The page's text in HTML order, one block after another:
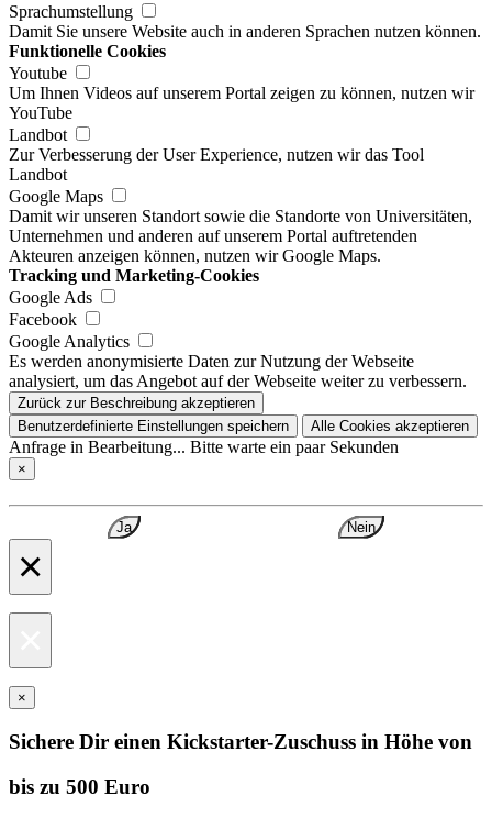
Sprachumstellung
Damit Sie unsere Website auch in anderen Sprachen nutzen können.
Funktionelle Cookies
Youtube
Um Ihnen Videos auf unserem Portal zeigen zu können, nutzen wir
YouTube
Landbot
Zur Verbesserung der User Experience, nutzen wir das Tool
Landbot
Google Maps
Damit wir unseren Standort sowie die Standorte von Universitäten,
Unternehmen und anderen auf unserem Portal auftretenden
Akteuren anzeigen können, nutzen wir Google Maps.
Tracking und Marketing-Cookies
Google Ads
Facebook
Google Analytics
Es werden anonymisierte Daten zur Nutzung der Webseite
analysiert, um das Angebot auf der Webseite weiter zu verbessern.
Zurück zur Beschreibung akzeptieren
Benutzerdefinierte Einstellungen speichern
Alle Cookies akzeptieren
Anfrage in Bearbeitung... Bitte warte ein paar Sekunden
×
Ja Nein
×
×
Sichere Dir einen Kickstarter-Zuschuss in Höhe von
bis zu 500 Euro